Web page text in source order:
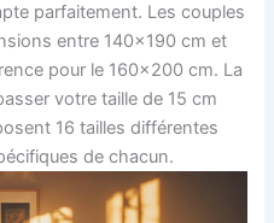
parfaitement. Les couples
entre 140×190 cm et
pour le 160×200 cm. La
votre taille de 15 cm
16 tailles différentes
de chacun.